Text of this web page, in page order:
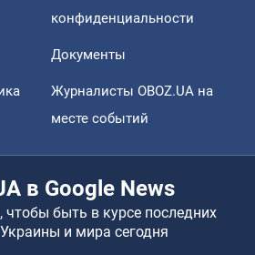
конфиденциальности
Документы
Журналисты OBOZ.UA на
месте событий
в Google News
чтобы быть в курсе последних
и мира сегодня